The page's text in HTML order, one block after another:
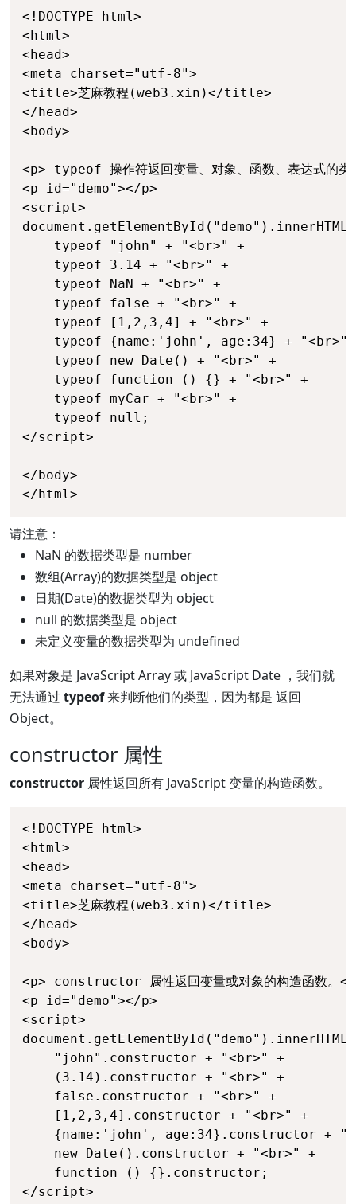
<!DOCTYPE html>
<html>
<head>
<meta charset="utf-8">
<title>芝麻教程(web3.xin)</title>
</head>
<body>
<p> typeof 操作符返回变量、对象、函数、表达式的
<p id="demo"></p>
<script>
    typeof "john" + "<br>" +
    typeof 3.14 + "<br>" +
    typeof NaN + "<br>" +
    typeof false + "<br>" +
    typeof [1,2,3,4] + "<br>" +
typeof {name:'john', age:34} + "<br>"
    typeof new Date() + "<br>" +
    typeof function () {} + "<br>" +
    typeof myCar + "<br>" +
    typeof null;
</script>
</body>
</html>
请注意：
NaN 的数据类型是 number
数组(Array)的数据类型是 object
日期(Date)的数据类型为 object
null 的数据类型是 object
未定义变量的数据类型为 undefined
如果对象是 JavaScript Array 或 JavaScript Date ，我们就
无法通过 typeof来判断他们的类型，因为都是 返回
Object。
constructor 属性
constructor 属性返回所有 JavaScript 变量的构造函数。
<!DOCTYPE html>
<html>
<head>
<meta charset="utf-8">
<title>芝麻教程(web3.xin)</title>
</head>
<body>
<p> constructor 属性返回变量或对象的构造函数。
<p id="demo"></p>
<script>
    "john".constructor + "<br>" +
    (3.14).constructor + "<br>" +
    false.constructor + "<br>" +
    [1,2,3,4].constructor + "<br>" +
{name:'john', age:34}.constructor +
    new Date().constructor + "<br>" +
    function () {}.constructor;
</script>